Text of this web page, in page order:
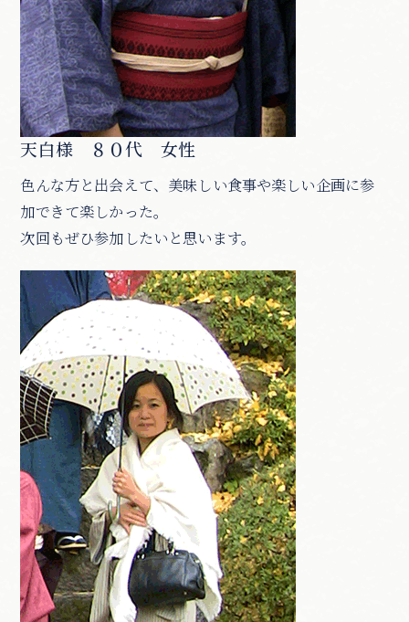
天白様 ８０代 女性
色んな方と出会えて、美味しい食事や楽しい企画に参
加できて楽しかった。
次回もぜひ参加したいと思います。